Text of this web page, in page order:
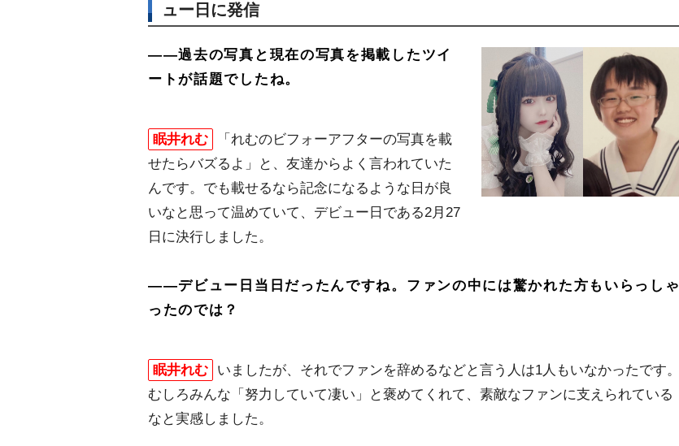
ュー日に発信
――過去の写真と現在の写真を掲載したツイ
ートが話題でしたね。
眠井れむ
「れむのビフォーアフターの写真を載
せたらバズるよ」と、友達からよく言われていた
んです。でも載せるなら記念になるような日が良
いなと思って温めていて、デビュー日である2月27
日に決行しました。
――デビュー日当日だったんですね。ファンの中には驚かれた方もいらっしゃ
ったのでは？
眠井れむ
いましたが、それでファンを辞めるなどと言う人は1人もいなかったです。
むしろみんな「努力していて凄い」と褒めてくれて、素敵なファンに支えられている
なと実感しました。